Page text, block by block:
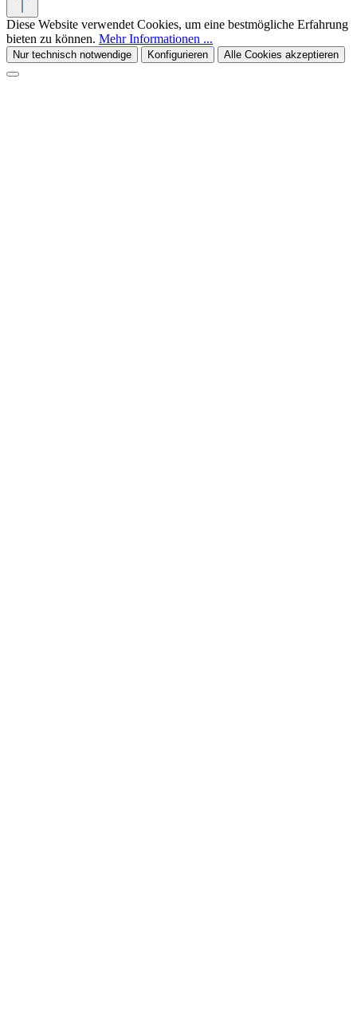
Diese Website verwendet Cookies, um eine bestmögliche Erfahrung
bieten zu können. Mehr Informationen ...
Nur technisch notwendige Konfigurieren Alle Cookies akzeptieren